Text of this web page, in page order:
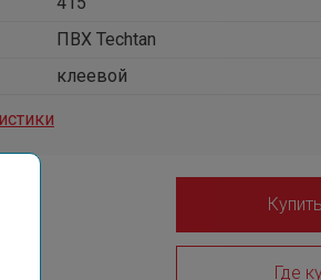
ПВХ Techtan
клеевой
Где